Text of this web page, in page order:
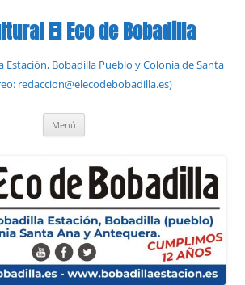
El Eco de Bobadilla
Estación, Bobadilla Pueblo y Colonia de Santa
redaccion@elecodebobadilla.es)
Menú